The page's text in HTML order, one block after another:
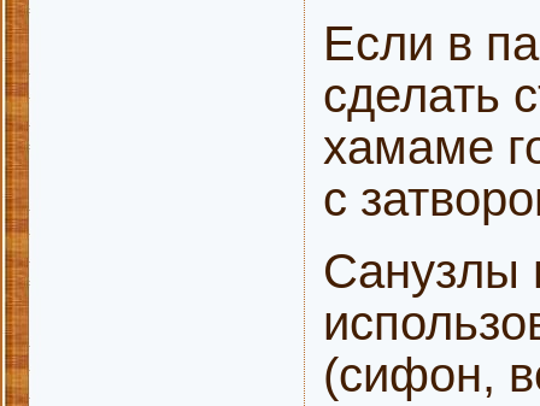
Если в
сделать
хамаме
с
Санузлы
(сифон,